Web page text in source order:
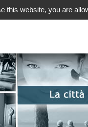
this website, you are